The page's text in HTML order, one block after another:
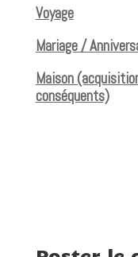
Voyage
Mariage /
Maison
conséquents)